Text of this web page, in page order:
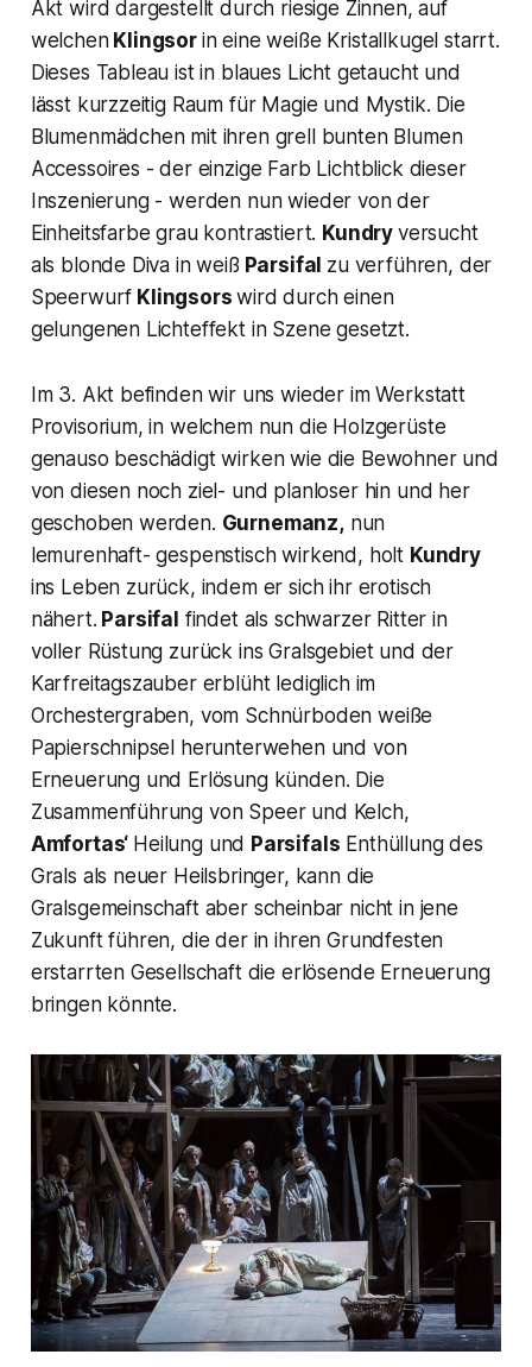
Akt wird dargestellt durch riesige Zinnen, auf
welchenKlingsor in eine weiße Kristallkugel starrt.
Dieses Tableau ist in blaues Licht getaucht und
lässt kurzzeitig Raum für Magie und Mystik. Die
Blumenmädchen mit ihren grell bunten Blumen
Accessoires - der einzige Farb Lichtblick dieser
Inszenierung - werden nun wieder von der
Einheitsfarbe grau kontrastiert. Kundry versucht
als blonde Diva in weiß Parsifal zu verführen, der
Speerwurf Klingsors wird durch einen
gelungenen Lichteffekt in Szene gesetzt.
Im 3. Akt befinden wir uns wieder im Werkstatt
Provisorium, in welchem nun die Holzgerüste
genauso beschädigt wirken wie die Bewohner und
von diesen noch ziel- und planloser hin und her
geschoben werden. Gurnemanz,nun
lemurenhaft- gespenstisch wirkend, holt Kundry
ins Leben zurück, indem er sich ihr erotisch
nähert. Parsifal findet als schwarzer Ritter in
voller Rüstung zurück ins Gralsgebiet und der
Karfreitagszauber erblüht lediglich im
Orchestergraben, vom Schnürboden weiße
Papierschnipsel herunterwehen und von
Erneuerung und Erlösung künden. Die
Zusammenführung von Speer und Kelch,
Amfortas‘ Heilung und Parsifals Enthüllung des
Grals als neuer Heilsbringer, kann die
Gralsgemeinschaft aber scheinbar nicht in jene
Zukunft führen, die der in ihren Grundfesten
erstarrten Gesellschaft die erlösende Erneuerung
bringen könnte.